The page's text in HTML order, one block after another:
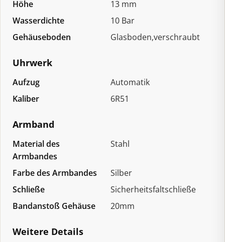
Höhe
13 mm
Wasserdichte
10 Bar
Gehäuseboden
Glasboden,verschraubt
Uhrwerk
Aufzug
Automatik
Kaliber
6R51
Armband
Material des
Armbandes
Stahl
Farbe des Armbandes
Silber
Schließe
Sicherheitsfaltschließe
Bandanstoß Gehäuse
20mm
Weitere Details